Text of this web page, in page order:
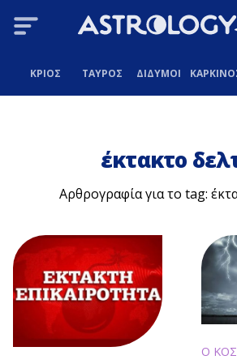
ΚΡΙΟΣ ΤΑΥΡΟΣ ΔΙΔΥΜΟΙ
έκτακτο
Αρθρογραφία για το tag:
Ο